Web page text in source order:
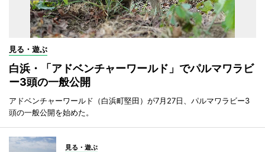
見る・遊ぶ
白浜・「アドベンチャーワールド」でパルマワラビ
ー3頭の一般公開
アドベンチャーワールド（白浜町堅田）が7月27日、パルマワラビー3
頭の一般公開を始めた。
見る・遊ぶ